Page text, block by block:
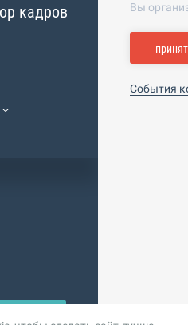
кадров
Вы
События